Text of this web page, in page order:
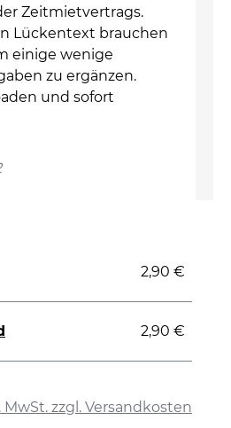
Zeitmietvertrags.
Lückentext brauchen
einige wenige
zu ergänzen.
und sofort
MwSt. zzgl. Versandkosten
2,90 €
2,90 €